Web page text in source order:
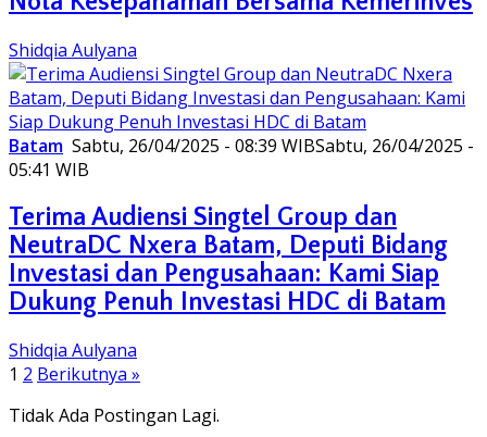
Shidqia Aulyana
Batam Sabtu, 26/04/2025 - 08:39 WIBSabtu, 26/04/2025 -
05:41 WIB
Terima Audiensi Singtel Group dan
NeutraDC Nxera Batam, Deputi Bidang
Investasi dan Pengusahaan: Kami Siap
Dukung Penuh Investasi HDC di Batam
Shidqia Aulyana
Paginasi
pos
1 2 Berikutnya »
Tidak Ada Postingan Lagi.